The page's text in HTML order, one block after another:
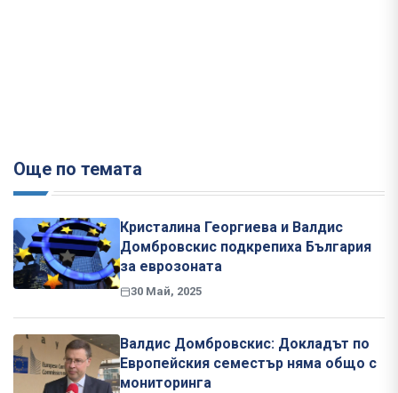
Още по темата
Кристалина Георгиева и Валдис
Домбровскис подкрепиха България
за еврозоната
30 Май, 2025
Валдис Домбровскис: Докладът по
Европейския семестър няма общо с
мониторинга